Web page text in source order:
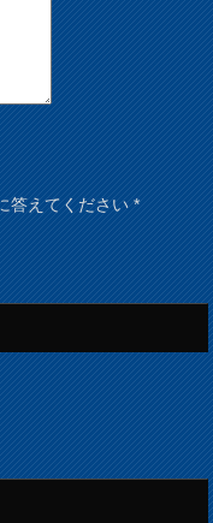
答えてください*